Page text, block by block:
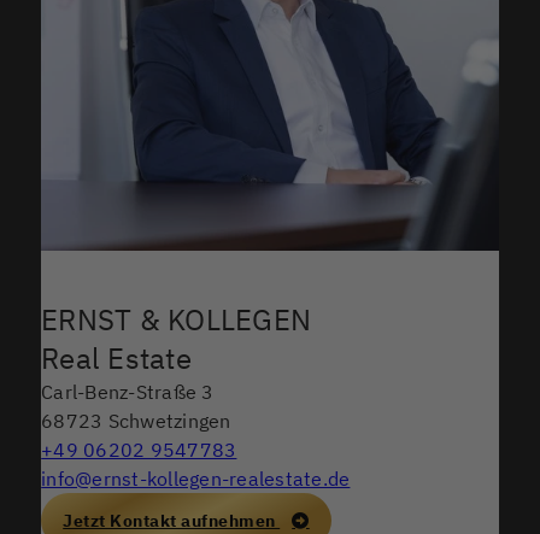
ERNST & KOLLEGEN
Real Estate
Carl-Benz-Straße 3
68723 Schwetzingen
+49 06202 9547783
info@ernst-kollegen-realestate.de
Jetzt Kontakt aufnehmen